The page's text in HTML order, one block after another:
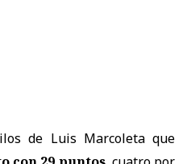
de Luis Marcoleta que